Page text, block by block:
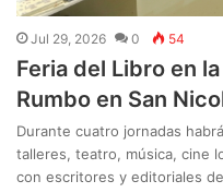
Jul 29, 2026 0 54
Feria del Libro en
Rumbo en San
Durante cuatro jornadas
talleres, teatro, música, cine
con escritores y editoriales